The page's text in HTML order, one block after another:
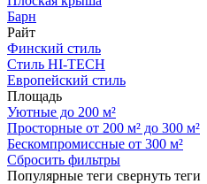
Барн
Райт
Финский стиль
Стиль HI-TECH
Европейский стиль
Площадь
Уютные до 200 м²
Просторные от 200 м² до 300 м²
Бескомпромиссные от 300 м²
Сбросить фильтры
Популярные теги свернуть теги